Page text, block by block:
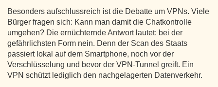
Besonders aufschlussreich ist die Debatte um VPNs. Viele
Bürger fragen sich: Kann man damit die Chatkontrolle
umgehen? Die ernüchternde Antwort lautet: bei der
gefährlichsten Form nein. Denn der Scan des Staats
passiert lokal auf dem Smartphone, noch vor der
Verschlüsselung und bevor der VPN-Tunnel greift. Ein
VPN schützt lediglich den nachgelagerten Datenverkehr.